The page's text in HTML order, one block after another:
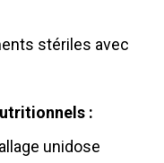
stériles avec
:
unidose